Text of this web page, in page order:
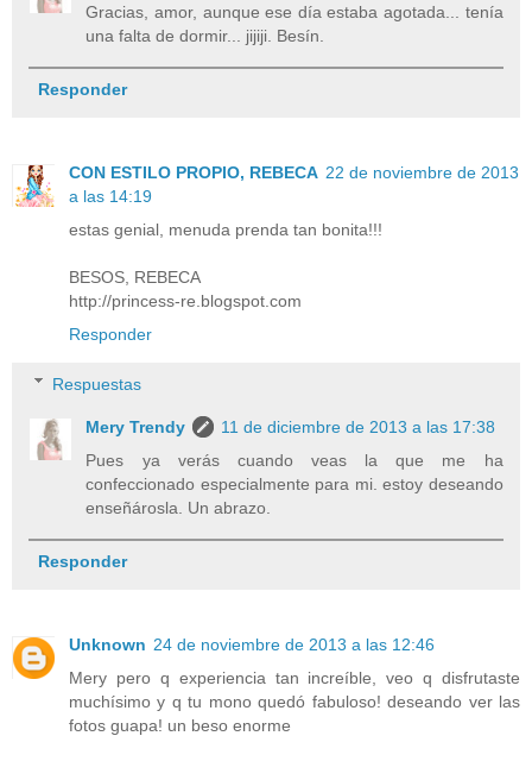
Gracias, amor, aunque ese día estaba agotada... tenía
una falta de dormir... jijiji. Besín.
Responder
CON ESTILO PROPIO, REBECA 22 de noviembre de 2013
a las 14:19
estas genial, menuda prenda tan bonita!!!
BESOS, REBECA
http://princess-re.blogspot.com
Responder
Respuestas
Mery Trendy
11 de diciembre de 2013 a las 17:38
Pues ya verás cuando veas la que me ha
confeccionado especialmente para mi. estoy deseando
enseñárosla. Un abrazo.
Responder
Unknown 24 de noviembre de 2013 a las 12:46
Mery pero q experiencia tan increíble, veo q disfrutaste
muchísimo y q tu mono quedó fabuloso! deseando ver las
fotos guapa! un beso enorme